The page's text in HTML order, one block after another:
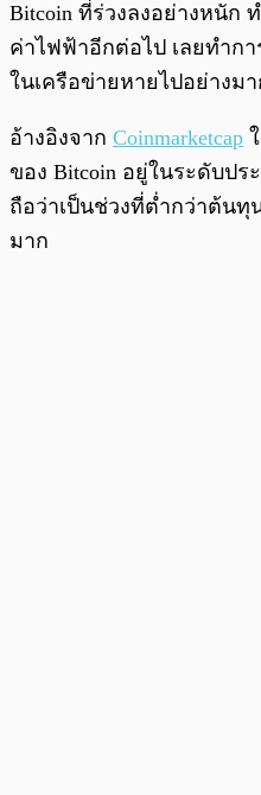
Bitcoin ที่ร่วงลงอย่างหนั
ค่าไฟฟ้าอีกต่อไป เลยทำก
ในเครือข่ายหายไปอย่างมา
อ้างอิงจาก Coinmarketcap
ของ Bitcoin อยู่ในระดับปร
ถือว่าเป็นช่วงที่ต่ำกว่าต้นทุ
มาก